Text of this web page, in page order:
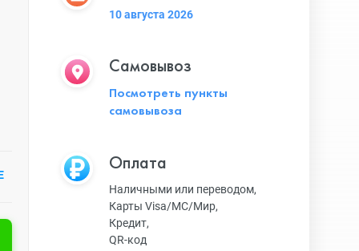
10 августа 2026
Самовывоз
Посмотреть пункты
самовывоза
Оплата
Наличными или переводом,
Карты Visa/MC/Мир,
Кредит,
QR-код